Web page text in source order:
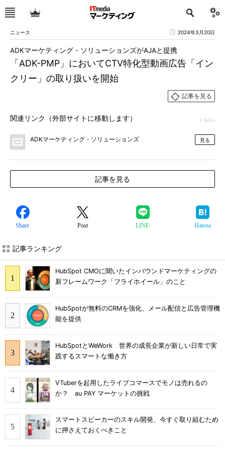
ニュース 2024年3月20日
「ADK-PMP」においてCTV特化型動画広告「イン
クリー」の取り扱いを開始
ADKマーケティング・ソリューションズがAJAと提携
記事を見る
関連リンク（外部サイトに移動します） 1 links
ADKマーケティング・ソリューションズ 見る
記事を見る
Share Post LINE Hatena
記事ランキング
HubSpot CMOに聞いたインバウンドマーケティングの
新フレームワーク「フライホイール」のこと
HubSpotが無料のCRMを強化、メール配信と広告管理機
能を提供
HubSpotとWeWork 世界の成長企業が新しい日常で実
践するスマートな働き方
VTuberを起用したライブコマースでモノは売れるの
か？ au PAY マーケットの挑戦
スマートスピーカーのスキル開発、今すぐ取り組むため
に押さえておくべきこと